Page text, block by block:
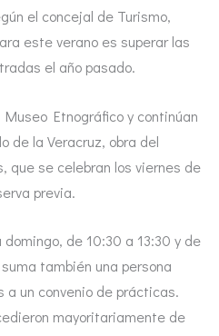
el concejal de Turismo,
este verano es superar las
el año pasado.
Etnográfico y continúan
de la Veracruz, obra del
que se celebran los viernes de
previa.
de 10:30 a 13:30 y de
también una persona
un convenio de prácticas.
mayoritariamente de